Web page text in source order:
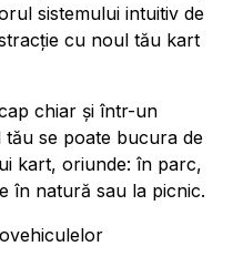
sistemului intuitiv de
cu noul tău kart
chiar și într-un
se poate bucura de
kart, oriunde: în parc,
în natură sau la picnic.